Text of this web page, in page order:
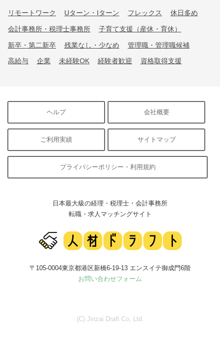
リモートワーク Uターン・Iターン フレックス 休日多め
会計事務所・税理士事務所 子育て支援（産休・育休）
新卒・第二新卒 残業なし・少なめ 管理職・管理職候補
高給与 企業 未経験OK 経験者歓迎 資格取得支援
ヘルプ 会社概要
ご利用実績 サイトマップ
プライバシーポリシー・利用規約
日本最大級の経理・税理士・会計事務所
転職・求人マッチングサイト
〒105-0004東京都港区新橋6-19-13 エンスイテ御成門6階
お問い合わせフォーム
(C) Jinzai Draft Co, Ltd.